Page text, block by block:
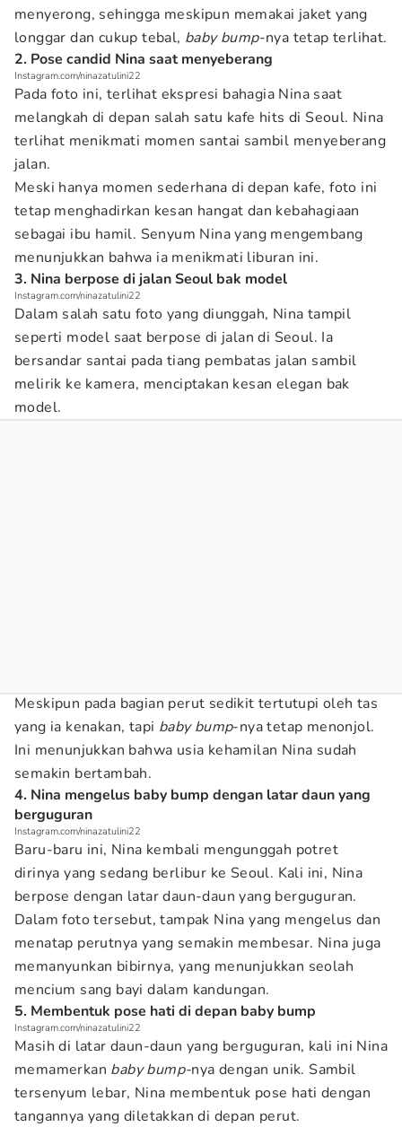
menyerong, sehingga meskipun memakai jaket yang
longgar dan cukup tebal, baby bump-nya tetap terlihat.
2. Pose candid Nina saat menyeberang
Instagram.com/ninazatulini22
Pada foto ini, terlihat ekspresi bahagia Nina saat
melangkah di depan salah satu kafe hits di Seoul. Nina
terlihat menikmati momen santai sambil menyeberang
jalan.
Meski hanya momen sederhana di depan kafe, foto ini
tetap menghadirkan kesan hangat dan kebahagiaan
sebagai ibu hamil. Senyum Nina yang mengembang
menunjukkan bahwa ia menikmati liburan ini.
3. Nina berpose di jalan Seoul bak model
Instagram.com/ninazatulini22
Dalam salah satu foto yang diunggah, Nina tampil
seperti model saat berpose di jalan di Seoul. Ia
bersandar santai pada tiang pembatas jalan sambil
melirik ke kamera, menciptakan kesan elegan bak
model.
Meskipun pada bagian perut sedikit tertutupi oleh tas
yang ia kenakan, tapi baby bump-nya tetap menonjol.
Ini menunjukkan bahwa usia kehamilan Nina sudah
semakin bertambah.
4. Nina mengelus baby bump dengan latar daun yang
berguguran
Instagram.com/ninazatulini22
Baru-baru ini, Nina kembali mengunggah potret
dirinya yang sedang berlibur ke Seoul. Kali ini, Nina
berpose dengan latar daun-daun yang berguguran.
Dalam foto tersebut, tampak Nina yang mengelus dan
menatap perutnya yang semakin membesar. Nina juga
memanyunkan bibirnya, yang menunjukkan seolah
mencium sang bayi dalam kandungan.
5. Membentuk pose hati di depan baby bump
Instagram.com/ninazatulini22
Masih di latar daun-daun yang berguguran, kali ini Nina
memamerkan baby bump-nya dengan unik. Sambil
tersenyum lebar, Nina membentuk pose hati dengan
tangannya yang diletakkan di depan perut.